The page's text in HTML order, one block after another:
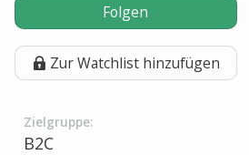
Folgen
Zur Watchlist hinzufügen
Zielgruppe:
B2C